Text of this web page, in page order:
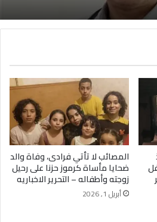
بواقعة الفعل الفاضح
المصائب لا تأتي فرادى، وفاة والد
ضحايا مأساة كرموز حزنا على رحيل
زوجته وأطفاله – التحرير الاخباريه
أبريل 1, 2026